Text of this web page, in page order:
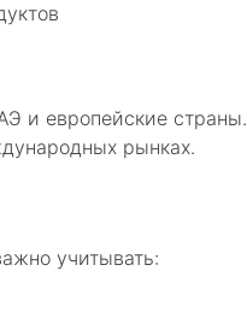
и европейские страны.
рынках.
учитывать: